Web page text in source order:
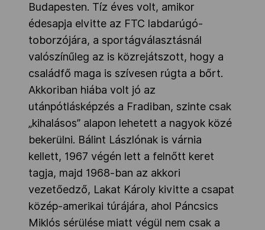
Budapesten. Tíz éves volt, amikor
édesapja elvitte az FTC labdarúgó-
toborzójára, a sportágválasztásnál
valószínűleg az is közrejátszott, hogy a
családfő maga is szívesen rúgta a bőrt.
Akkoriban hiába volt jó az
utánpótlásképzés a Fradiban, szinte csak
„kihalásos” alapon lehetett a nagyok közé
bekerülni. Bálint Lászlónak is várnia
kellett, 1967 végén lett a felnőtt keret
tagja, majd 1968-ban az akkori
vezetőedző, Lakat Károly kivitte a csapat
közép-amerikai túrájára, ahol Páncsics
Miklós sérülése miatt végül nem csak a